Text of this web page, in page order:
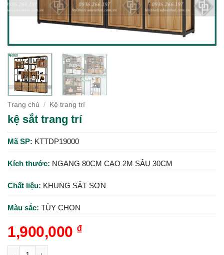
Trang chủ / Kệ trang trí
kệ sắt trang trí
Mã SP: KTTDP19000
Kích thước: NGANG 80CM CAO 2M SÂU 30CM
Chất liệu: KHUNG SẮT SƠN
Màu sắc: TÙY CHỌN
1,900,000 ₫
kệ sắt trang trí số lượng